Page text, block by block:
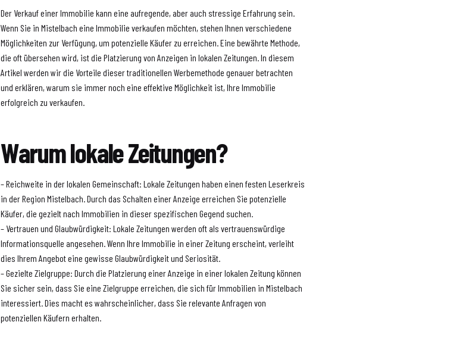
Der Verkauf einer Immobilie kann eine aufregende, aber auch stressige Erfahrung sein.
Wenn Sie in Mistelbach eine Immobilie verkaufen möchten, stehen Ihnen verschiedene
Möglichkeiten zur Verfügung, um potenzielle Käufer zu erreichen. Eine bewährte Methode,
die oft übersehen wird, ist die Platzierung von Anzeigen in lokalen Zeitungen. In diesem
Artikel werden wir die Vorteile dieser traditionellen Werbemethode genauer betrachten
und erklären, warum sie immer noch eine effektive Möglichkeit ist, Ihre Immobilie
erfolgreich zu verkaufen.
Warum lokale Zeitungen?
– Reichweite in der lokalen Gemeinschaft: Lokale Zeitungen haben einen festen Leserkreis
in der Region Mistelbach. Durch das Schalten einer Anzeige erreichen Sie potenzielle
Käufer, die gezielt nach Immobilien in dieser spezifischen Gegend suchen.
– Vertrauen und Glaubwürdigkeit: Lokale Zeitungen werden oft als vertrauenswürdige
Informationsquelle angesehen. Wenn Ihre Immobilie in einer Zeitung erscheint, verleiht
dies Ihrem Angebot eine gewisse Glaubwürdigkeit und Seriosität.
– Gezielte Zielgruppe: Durch die Platzierung einer Anzeige in einer lokalen Zeitung können
Sie sicher sein, dass Sie eine Zielgruppe erreichen, die sich für Immobilien in Mistelbach
interessiert. Dies macht es wahrscheinlicher, dass Sie relevante Anfragen von
potenziellen Käufern erhalten.